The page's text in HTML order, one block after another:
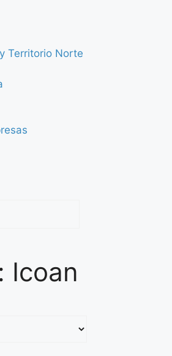
Territorio Norte
Icoan